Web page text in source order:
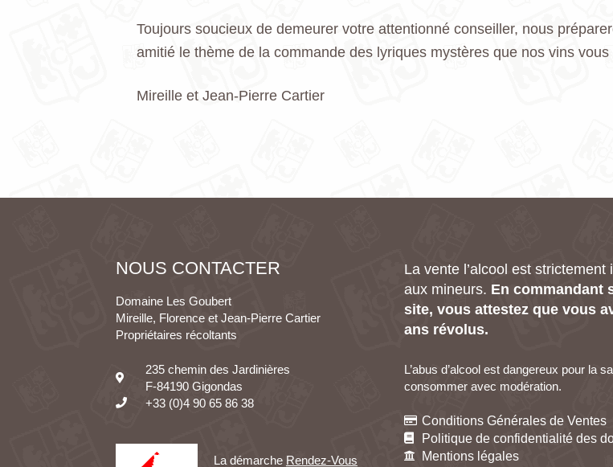
Toujours soucieux de demeurer votre attentionné conseiller, nous
amitié le thème de la commande des lyriques mystères que nos vins vous
Mireille et Jean-Pierre Cartier
NOUS CONTACTER
Domaine Les Goubert
Mireille, Florence et Jean-Pierre Cartier
Propriétaires récoltants
235 chemin des Jardinières
F-84190 Gigondas
+33 (0)4 90 65 86 38
La démarche Rendez-Vous
La vente l’alcool est strictement
aux mineurs. En commandant
site, vous attestez que vous
ans révolus.
L’abus d’alcool est dangereux pour la
consommer avec modération.
Conditions Générales de Ventes
Politique de confidentialité des
Mentions légales